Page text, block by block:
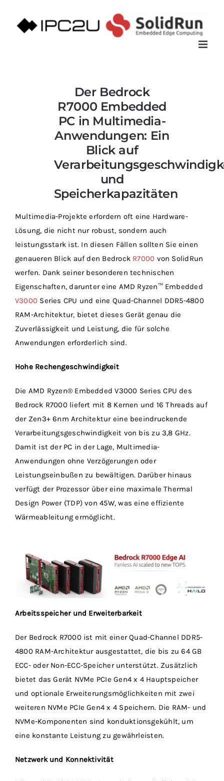
Inhalt
springen
Der Bedrock
R7000 Embedded
PC in Multimedia-
Anwendungen: Ein
Blick auf
und
Speicherkapazitäten
Multimedia-Projekte erfordern oft eine Hardware-
Lösung, die nicht nur robust, sondern auch
leistungsstark ist. In diesen Fällen sollten Sie einen
genaueren Blick auf den Bedrock R7000 von SolidRun
werfen. Dank seiner besonderen technischen
Eigenschaften, darunter eine AMD Ryzen™ Embedded
V3000 Series CPU und eine Quad-Channel DDR5-4800
RAM-Architektur, bietet dieses Gerät genau die
Zuverlässigkeit und Leistung, die für solche
Anwendungen erforderlich sind.
Hohe Rechengeschwindigkeit
Die AMD Ryzen® Embedded V3000 Series CPU des
Bedrock R7000 liefert mit 8 Kernen und 16 Threads auf
der Zen3+ 6nm Architektur eine beeindruckende
Verarbeitungsgeschwindigkeit von bis zu 3,8 GHz.
Damit ist der PC in der Lage, Multimedia-
Anwendungen ohne Verzögerungen oder
Leistungseinbußen zu bewältigen. Darüber hinaus
verfügt der Prozessor über eine maximale Thermal
Design Power (TDP) von 45W, was eine effiziente
Wärmeableitung ermöglicht.
Arbeitsspeicher und Erweiterbarkeit
Der Bedrock R7000 ist mit einer Quad-Channel DDR5-
4800 RAM-Architektur ausgestattet, die bis zu 64 GB
ECC- oder Non-ECC-Speicher unterstützt. Zusätzlich
bietet das Gerät NVMe PCIe Gen4 x 4 Hauptspeicher
und optionale Erweiterungsmöglichkeiten mit zwei
weiteren NVMe PCIe Gen4 x 4 Speichern. Die RAM- und
NVMe-Komponenten sind konduktionsgekühlt, um
eine konstante Leistung zu gewährleisten.
Netzwerk und Konnektivität